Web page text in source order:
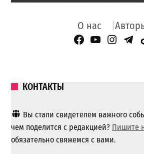
О нас
Facebook Page
YouTube
КОНТАКТЫ
Вы стали свидетелем важного
чем поделится с редакцией? Пишите
обязательно свяжемся с вами.